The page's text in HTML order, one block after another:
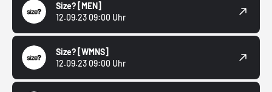
Size? [MEN]
12.09.23 09:00 Uhr
Size? [WMNS]
12.09.23 09:00 Uhr